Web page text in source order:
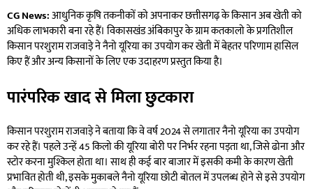
CG News:आधुनिक कृषि तकनीकों को अपनाकर छत्तीसगढ़ के किसान अब खेती को
अधिक लाभकारी बना रहे हैं। विकासखंड अंबिकापुर के ग्राम कतकालो के प्रगतिशील
किसान परशुराम राजवाड़े ने नैनो यूरिया का उपयोग कर खेती में बेहतर परिणाम हासिल
किए हैं और अन्य किसानों के लिए एक उदाहरण प्रस्तुत किया है।
पारंपरिक खाद से मिला छुटकारा
किसान परशुराम राजवाड़े ने बताया कि वे वर्ष 2024 से लगातार नैनो यूरिया का उपयोग
कर रहे हैं। पहले उन्हें 45 किलो की यूरिया बोरी पर निर्भर रहना पड़ता था, जिसे ढोना और
स्टोर करना मुश्किल होता था। साथ ही कई बार बाजार में इसकी कमी के कारण खेती
प्रभावित होती थी, इसके मुकाबले नैनो यूरिया छोटी बोतल में उपलब्ध होने से इसे उपयोग